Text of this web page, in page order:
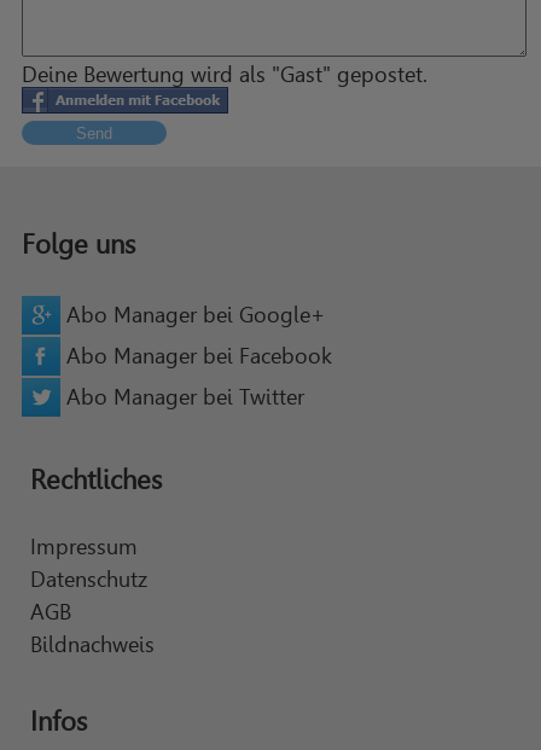
Deine Bewertung wird als "Gast" gepostet.
Send
Folge uns
Abo Manager bei Google+
Abo Manager bei Facebook
Abo Manager bei Twitter
Rechtliches
Impressum
Datenschutz
AGB
Bildnachweis
Infos